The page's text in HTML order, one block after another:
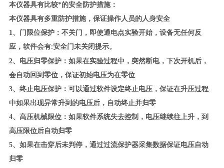
本仪器具有比较*的安全防护措施：
本仪器具有多重防护措施，保证操作人员的人身安全
1 、门限位保护：不关门，即使通电点实验开始，设备无任何反
应，软件会有:安全门未关闭提示。
2、电压归零保护：如果在实验过程中，突然断电，下次开机后，
会自动回到零位，保证初始电压为在零位
3、终止电压保护：可以通过软件设定终止电压，保证在升压过程
中如果出现异常升到的电压后，自动终止并归零
4、高压机械限位：如果软件系统失去控制，电压继续往上升，到
高压限位后自动归零
5、如果在击穿后未判停，通过过流保护器采集数据保证电压自动
归零